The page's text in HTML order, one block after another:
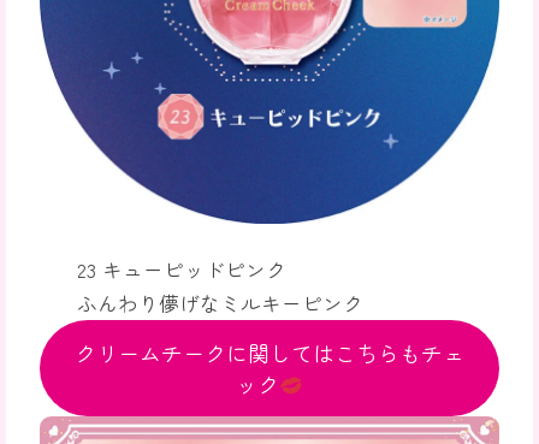
23 キューピッドピンク
ふんわり儚げなミルキーピンク
クリームチークに関してはこちらもチェ
ック